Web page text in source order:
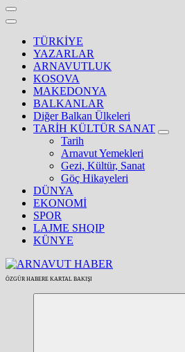
TÜRKİYE
YAZARLAR
ARNAVUTLUK
KOSOVA
MAKEDONYA
BALKANLAR
Diğer Balkan Ülkeleri
TARİH KÜLTÜR SANAT
Tarih
Arnavut Yemekleri
Gezi, Kültür, Sanat
Göç Hikayeleri
DÜNYA
EKONOMİ
SPOR
LAJME SHQIP
KÜNYE
ÖZGÜR HABERE KARTAL BAKIŞI